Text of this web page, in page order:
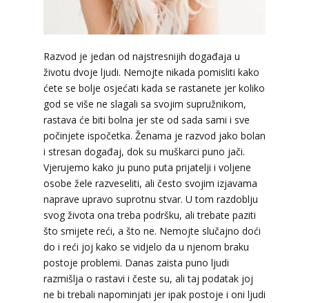
Razvod je jedan od najstresnijih događaja u
životu dvoje ljudi. Nemojte nikada pomisliti kako
ćete se bolje osjećati kada se rastanete jer koliko
god se više ne slagali sa svojim supružnikom,
rastava će biti bolna jer ste od sada sami i sve
počinjete ispočetka. Ženama je razvod jako bolan
i stresan događaj, dok su muškarci puno jači.
Vjerujemo kako ju puno puta prijatelji i voljene
osobe žele razveseliti, ali često svojim izjavama
naprave upravo suprotnu stvar. U tom razdoblju
svog života ona treba podršku, ali trebate paziti
što smijete reći, a što ne. Nemojte slučajno doći
do i reći joj kako se vidjelo da u njenom braku
postoje problemi. Danas zaista puno ljudi
razmišlja o rastavi i česte su, ali taj podatak joj
ne bi trebali napominjati jer ipak postoje i oni ljudi
KRISTINA/ Kod 160
Tarot savjetnik je slobodan
TEHNIKE:asrologija; numerologija, tarot
Broj tel: 064/600-600
tel:0,93€ - mob:1,12€ min
VESNA
Tarot savjetnik je slobodan